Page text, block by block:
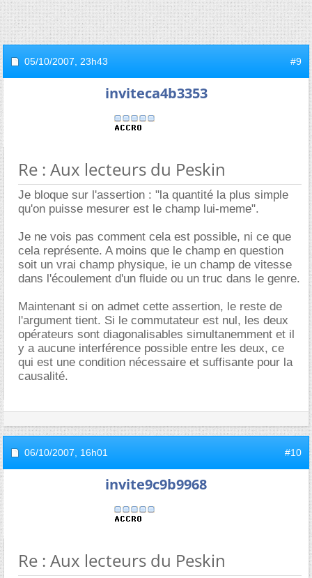
05/10/2007, 23h43 #9
inviteca4b3353
Re : Aux lecteurs du Peskin
Je bloque sur l'assertion : "la quantité la plus simple
qu'on puisse mesurer est le champ lui-meme".
Je ne vois pas comment cela est possible, ni ce que
cela représente. A moins que le champ en question
soit un vrai champ physique, ie un champ de vitesse
dans l'écoulement d'un fluide ou un truc dans le genre.
Maintenant si on admet cette assertion, le reste de
l'argument tient. Si le commutateur est nul, les deux
opérateurs sont diagonalisables simultanemment et il
y a aucune interférence possible entre les deux, ce
qui est une condition nécessaire et suffisante pour la
causalité.
06/10/2007, 16h01 #10
invite9c9b9968
Re : Aux lecteurs du Peskin